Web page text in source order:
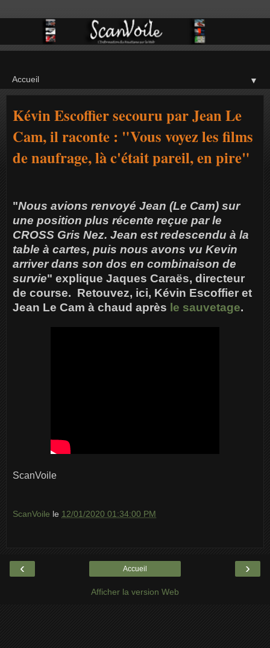
▼
Kévin Escoffier secouru par Jean Le
Cam, il raconte : "Vous voyez les films
de naufrage, là c'était pareil, en pire"
"Nous avions renvoyé Jean (Le Cam) sur
une position plus récente reçue par le
CROSS Gris Nez. Jean est redescendu à la
table à cartes, puis nous avons vu Kevin
arriver dans son dos en combinaison de
survie" explique Jaques Caraës, directeur
de course. Retouvez, ici, Kévin Escoffier et
Jean Le Cam à chaud après le sauvetage.
ScanVoile
ScanVoile le 12/01/2020 01:34:00 PM
‹ ›
Accueil
Afficher la version Web